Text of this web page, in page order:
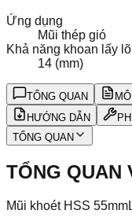
Ứng dụng
Mũi thép gió
Khả năng khoan lấy
14 (mm)
TỔNG QUAN
HƯỚNG DẪN
TỔNG QUAN
TỔNG QUAN
Mũi khoét HSS